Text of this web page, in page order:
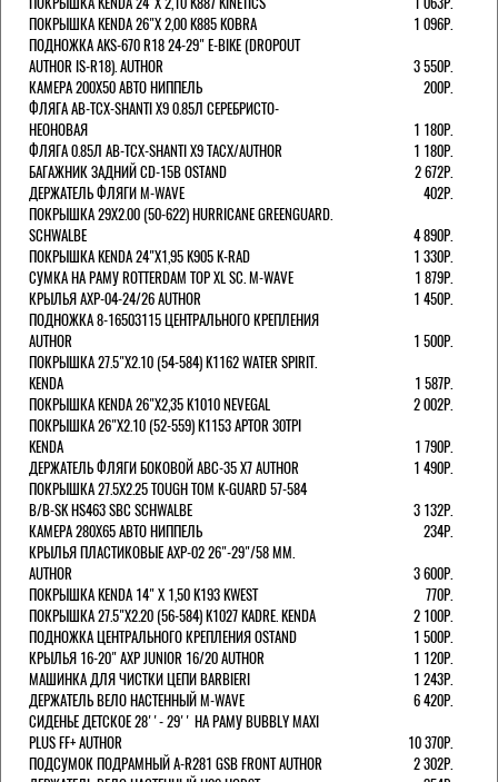
ПОКРЫШКА KENDA 26"Х 2,00 K885 KOBRA
1 096Р.
ПОДНОЖКА AKS-670 R18 24-29" E-BIKE (DROPOUT
AUTHOR IS-R18). AUTHOR
3 550Р.
КАМЕРА 200Х50 АВТО НИППЕЛЬ
200Р.
ФЛЯГА AB-TCX-SHANTI X9 0.85Л СЕРЕБРИСТО-
НЕОНОВАЯ
1 180Р.
ФЛЯГА 0.85Л AB-TCX-SHANTI X9 TACX/AUTHOR
1 180Р.
БАГАЖНИК ЗАДНИЙ CD-15B OSTAND
2 672Р.
ДЕРЖАТЕЛЬ ФЛЯГИ M-WAVE
402Р.
ПОКРЫШКА 29X2.00 (50-622) HURRICANE GREENGUARD.
SCHWALBE
4 890Р.
ПОКРЫШКА KENDA 24"Х1,95 K905 K-RAD
1 330Р.
СУМКА НА РАМУ ROTTERDAM TOP XL SC. M-WAVE
1 879Р.
КРЫЛЬЯ AXP-04-24/26 AUTHOR
1 450Р.
ПОДНОЖКА 8-16503115 ЦЕНТРАЛЬНОГО КРЕПЛЕНИЯ
AUTHOR
1 500Р.
ПОКРЫШКА 27.5"Х2.10 (54-584) K1162 WATER SPIRIT.
KENDA
1 587Р.
ПОКРЫШКА KENDA 26"Х2,35 K1010 NEVEGAL
2 002Р.
ПОКРЫШКА 26"Х2.10 (52-559) K1153 APTOR 30TPI
KENDA
1 790Р.
ДЕРЖАТЕЛЬ ФЛЯГИ БОКОВОЙ ABC-35 X7 AUTHOR
1 490Р.
ПОКРЫШКА 27.5X2.25 TOUGH TOM K-GUARD 57-584
B/B-SK HS463 SBC SCHWALBE
3 132Р.
КАМЕРА 280Х65 АВТО НИППЕЛЬ
234Р.
КРЫЛЬЯ ПЛАСТИКОВЫЕ AXP-02 26"-29"/58 ММ.
AUTHOR
3 600Р.
ПОКРЫШКА KENDA 14" Х 1,50 K193 KWEST
770Р.
ПОКРЫШКА 27.5"Х2.20 (56-584) K1027 KADRE. KENDA
2 100Р.
ПОДНОЖКА ЦЕНТРАЛЬНОГО КРЕПЛЕНИЯ OSTAND
1 500Р.
КРЫЛЬЯ 16-20" AXP JUNIOR 16/20 AUTHOR
1 120Р.
МАШИНКА ДЛЯ ЧИСТКИ ЦЕПИ BARBIERI
1 243Р.
ДЕРЖАТЕЛЬ ВЕЛО НАСТЕННЫЙ M-WAVE
6 420Р.
СИДЕНЬЕ ДЕТСКОЕ 28''- 29'' НА РАМУ BUBBLY MAXI
PLUS FF+ AUTHOR
10 370Р.
ПОДСУМОК ПОДРАМНЫЙ A-R281 GSB FRONT AUTHOR
2 302Р.